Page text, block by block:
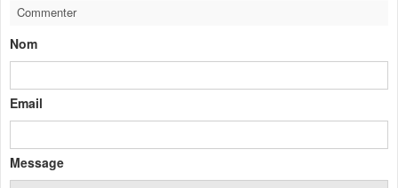
Commenter
Nom
Email
Message